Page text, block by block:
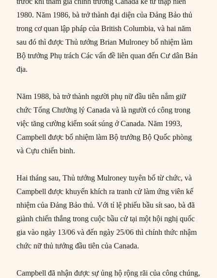
1980. Năm 1986, bà trở thành đại diện của Đảng Bảo thủ
trong cơ quan lập pháp của British Columbia, và hai năm
sau đó thì được Thủ tướng Brian Mulroney bổ nhiệm làm
Bộ trưởng Phụ trách Các vấn đề liên quan đến Cư dân Bản
địa.
Năm 1988, bà trở thành người phụ nữ đầu tiên nắm giữ
chức Tổng Chưởng lý Canada và là người có công trong
việc tăng cường kiểm soát súng ở Canada. Năm 1993,
Campbell được bổ nhiệm làm Bộ trưởng Bộ Quốc phòng
và Cựu chiến binh.
Hai tháng sau, Thủ tướng Mulroney tuyên bố từ chức, và
Campbell được khuyến khích ra tranh cử làm ứng viên kế
nhiệm của Đảng Bảo thủ. Với tỉ lệ phiếu bầu sít sao, bà đã
giành chiến thắng trong cuộc bầu cử tại một hội nghị quốc
gia vào ngày 13/06 và đến ngày 25/06 thì chính thức nhậm
chức nữ thủ tướng đầu tiên của Canada.
Campbell đã nhận được sự ủng hộ rộng rãi của công chúng,